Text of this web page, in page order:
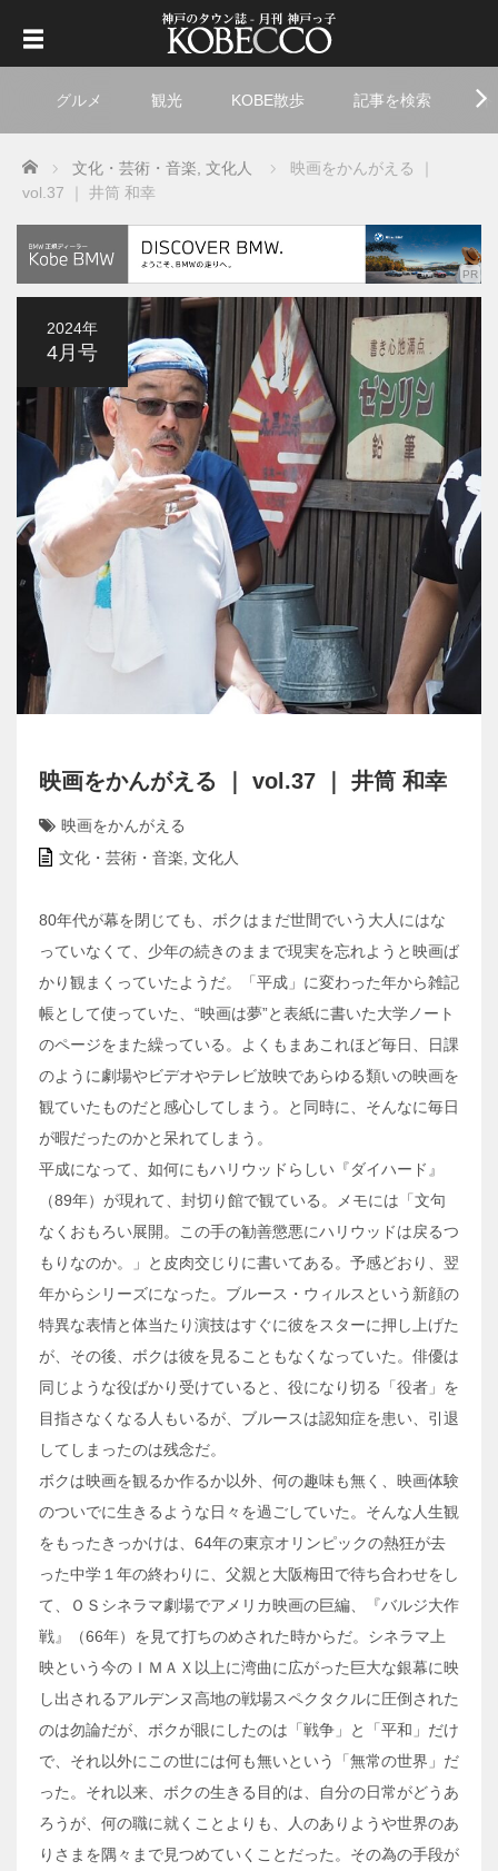
グルメ 観光 KOBE散歩 記事を検索
Home 文化・芸術・音楽 文化人
映画をかんがえる ｜
vol.37 ｜ 井筒 和幸
2024年
4月号
映画をかんがえる ｜ vol.37 ｜ 井筒 和幸
映画をかんがえる
文化・芸術・音楽 文化人
80年代が幕を閉じても、ボクはまだ世間でいう大人にはな
っていなくて、少年の続きのままで現実を忘れようと映画ば
かり観まくっていたようだ。「平成」に変わった年から雑記
帳として使っていた、“映画は夢”と表紙に書いた大学ノート
のページをまた繰っている。よくもまあこれほど毎日、日課
のように劇場やビデオやテレビ放映であらゆる類いの映画を
観ていたものだと感心してしまう。と同時に、そんなに毎日
が暇だったのかと呆れてしまう。
平成になって、如何にもハリウッドらしい『ダイハード』
（89年）が現れて、封切り館で観ている。メモには「文句
なくおもろい展開。この手の勧善懲悪にハリウッドは戻るつ
もりなのか。」と皮肉交じりに書いてある。予感どおり、翌
年からシリーズになった。ブルース・ウィルスという新顔の
特異な表情と体当たり演技はすぐに彼をスターに押し上げた
が、その後、ボクは彼を見ることもなくなっていた。俳優は
同じような役ばかり受けていると、役になり切る「役者」を
目指さなくなる人もいるが、ブルースは認知症を患い、引退
してしまったのは残念だ。
ボクは映画を観るか作るか以外、何の趣味も無く、映画体験
のついでに生きるような日々を過ごしていた。そんな人生観
をもったきっかけは、64年の東京オリンピックの熱狂が去
った中学１年の終わりに、父親と大阪梅田で待ち合わせをし
て、ＯＳシネラマ劇場でアメリカ映画の巨編、『バルジ大作
戦』（66年）を見て打ちのめされた時からだ。シネラマ上
映という今のＩＭＡＸ以上に湾曲に広がった巨大な銀幕に映
し出されるアルデンヌ高地の戦場スペクタクルに圧倒された
のは勿論だが、ボクが眼にしたのは「戦争」と「平和」だけ
で、それ以外にこの世には何も無いという「無常の世界」だ
った。それ以来、ボクの生きる目的は、自分の日常がどうあ
ろうが、何の職に就くことよりも、人のありようや世界のあ
りさまを隅々まで見つめていくことだった。その為の手段が